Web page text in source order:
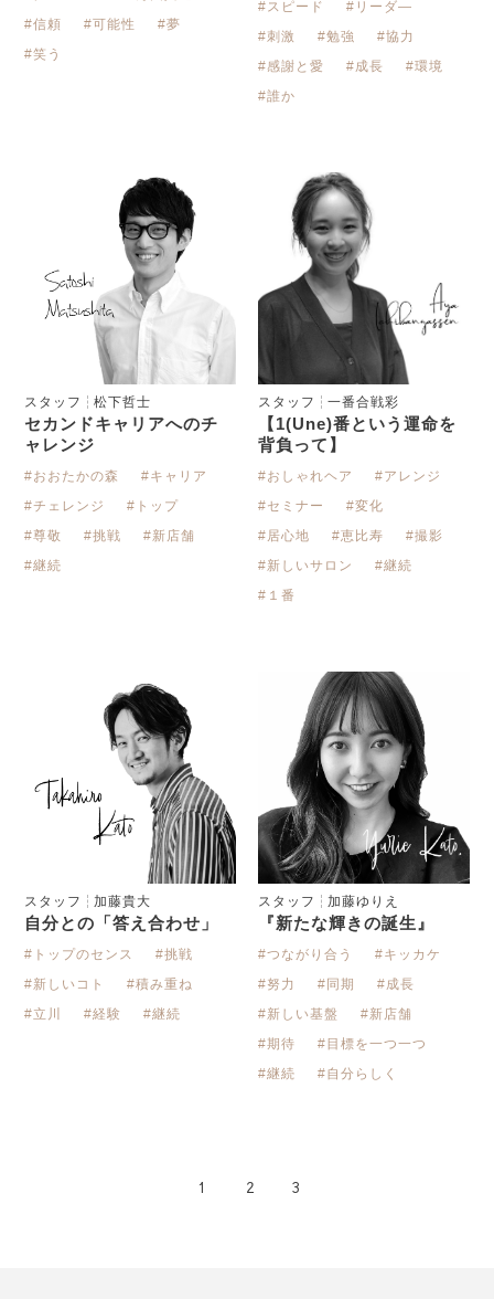
#信頼
#可能性
#夢
#笑う
#スピード
#リーダ―
#刺激
#勉強
#協力
#感謝と愛
#成長
#環境
#誰か
スタッフ 松下哲士
セカンドキャリアへのチ
ャレンジ
#おおたかの森
#キャリア
#チェレンジ
#トップ
#尊敬
#挑戦
#新店舗
#継続
スタッフ 一番合戦彩
【1(Une)番という運命を
背負って】
#おしゃれヘア
#アレンジ
#セミナー
#変化
#居心地
#恵比寿
#撮影
#新しいサロン
#継続
#１番
スタッフ 加藤貴大
自分との「答え合わせ」
#トップのセンス
#挑戦
#新しいコト
#積み重ね
#立川
#経験 #継続
スタッフ 加藤ゆりえ
『新たな輝きの誕生』
#つながり合う
#キッカケ
#努力
#同期
#成長
#新しい基盤
#新店舗
#期待
#目標を一つ一つ
#継続
#自分らしく
1 2 3